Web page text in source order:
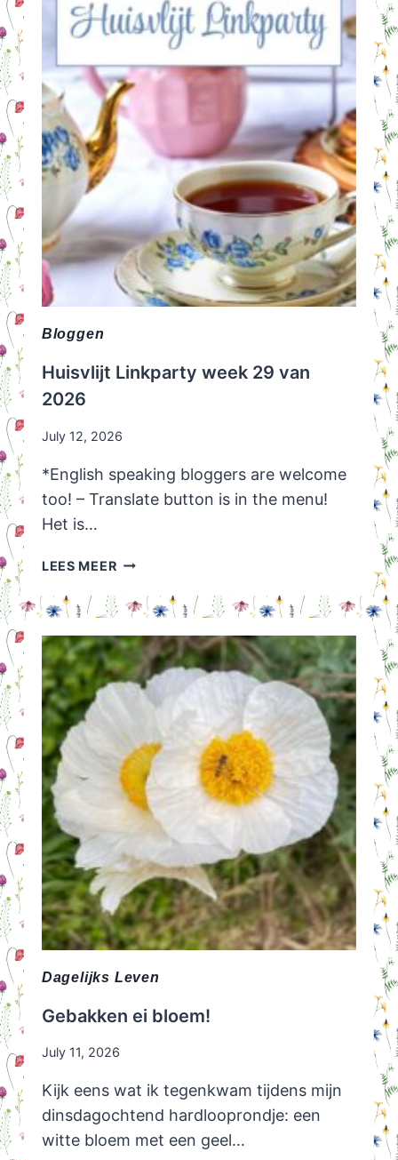
Bloggen
Huisvlijt Linkparty week 29 van
2026
July 12, 2026
*English speaking bloggers are welcome
too! – Translate button is in the menu!
Het is…
LEES MEERHUISVLIJT
WEEK
VAN
2026
Dagelijks Leven
Gebakken ei bloem!
July 11, 2026
Kijk eens wat ik tegenkwam tijdens mijn
dinsdagochtend hardlooprondje: een
witte bloem met een geel…